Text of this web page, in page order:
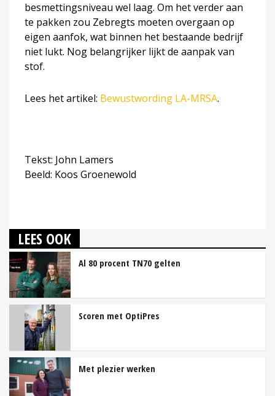
besmettingsniveau wel laag. Om het verder aan
te pakken zou Zebregts moeten overgaan op
eigen aanfok, wat binnen het bestaande bedrijf
niet lukt. Nog belangrijker lijkt de aanpak van
stof.
Lees het artikel: Bewustwording LA-MRSA.
Tekst: John Lamers
Beeld: Koos Groenewold
LEES OOK
Al 80 procent TN70 gelten
Scoren met OptiPres
Met plezier werken